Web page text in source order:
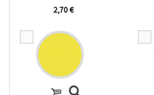
2,70 €